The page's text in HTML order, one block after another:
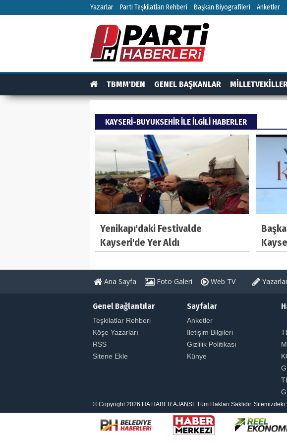
Yazarlar Parti Teşkilatları Rehberi Başkan Biyografileri Anketler
TBMM'DEN GENEL BAŞKANLAR
KAYSERI-BUYUKSEHIR ILE ILGILI HABERLER
Yenikapı'daki Festivalde
Kayseri'de Yer Aldı
Ana Sayfa Foto Galeri Web TV
Genel Bağlantılar
Teşkilatlar Rehberi
Köşe Yazarları
RSS
Sitene Ekle
Sayfalar
Anketler
İletişim Bilgileri
Gizlilik Politikası
Künye
© Copyright 2026 HA HABER AJANSI. Tüm Hakları Saklıdır.